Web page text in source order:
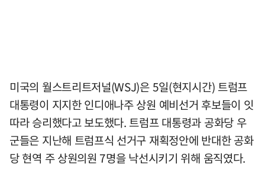
미국의 월스트리트저널(WSJ)은 5일(현지시간) 트럼프
대통령이 지지한 인디애나주 상원 예비선거 후보들이 잇
따라 승리했다고 보도했다. 트럼프 대통령과 공화당 우
군들은 지난해 트럼프식 선거구 재획정안에 반대한 공화
당 현역 주 상원의원 7명을 낙선시키기 위해 움직였다.